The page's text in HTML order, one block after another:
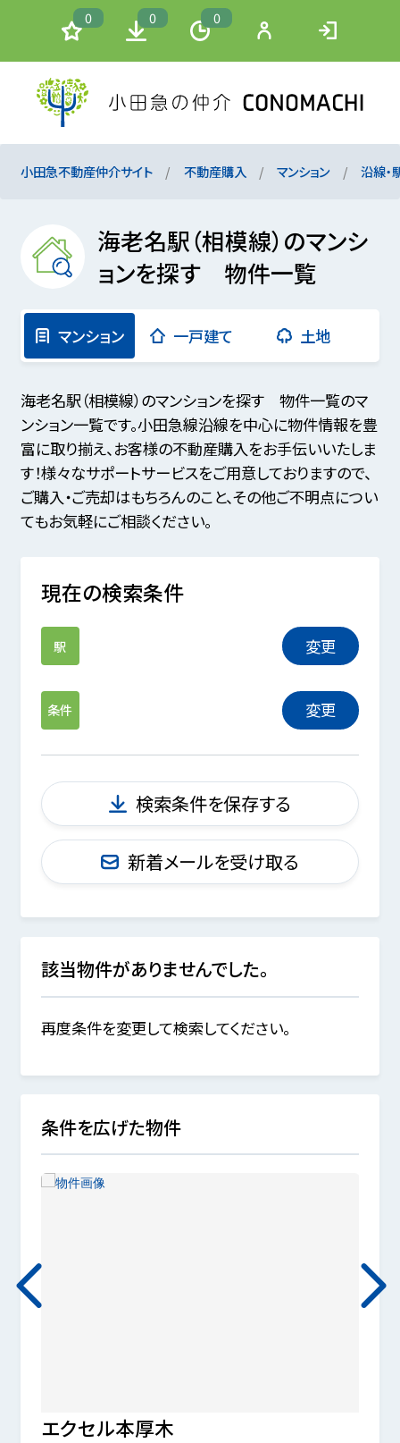
0 0 0
小田急不動産仲介サイト 不動産購入 マンション 沿線・
海老名駅（相模線）のマンシ
ョンを探す 物件一覧
マンション 一戸建て 土地
海老名駅（相模線）のマンションを探す 物件一覧のマ
ンション一覧です。小田急線沿線を中心に物件情報を豊
富に取り揃え、お客様の不動産購入をお手伝いいたしま
す！様々なサポートサービスをご用意しておりますので、
ご購入・ご売却はもちろんのこと、その他ご不明点につい
てもお気軽にご相談ください。
現在の検索条件
駅 変更
条件 変更
検索条件を保存する
新着メールを受け取る
該当物件がありませんでした。
再度条件を変更して検索してください。
条件を広げた物件
エクセル本厚木